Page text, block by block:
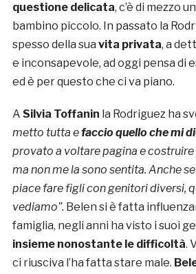
questione delicata, c’è di mezzo
bambino piccolo. In passato la
spesso della sua vita privata, a
e inconsapevole, ad oggi pensa di
ed è per questo che ci va piano.
A Silvia Toffanin la Rodriguez ha
metto tutta efaccio quello che mi
provato a voltare pagina e costruire
ma non me la sono sentita. Anche
piace fare figli con genitori diversi,
vediamo”. Belen si è fatta
famiglia, negli anni ha visto i suoi
insieme nonostante le difficoltà.
ci riusciva l’ha fatta stare male.